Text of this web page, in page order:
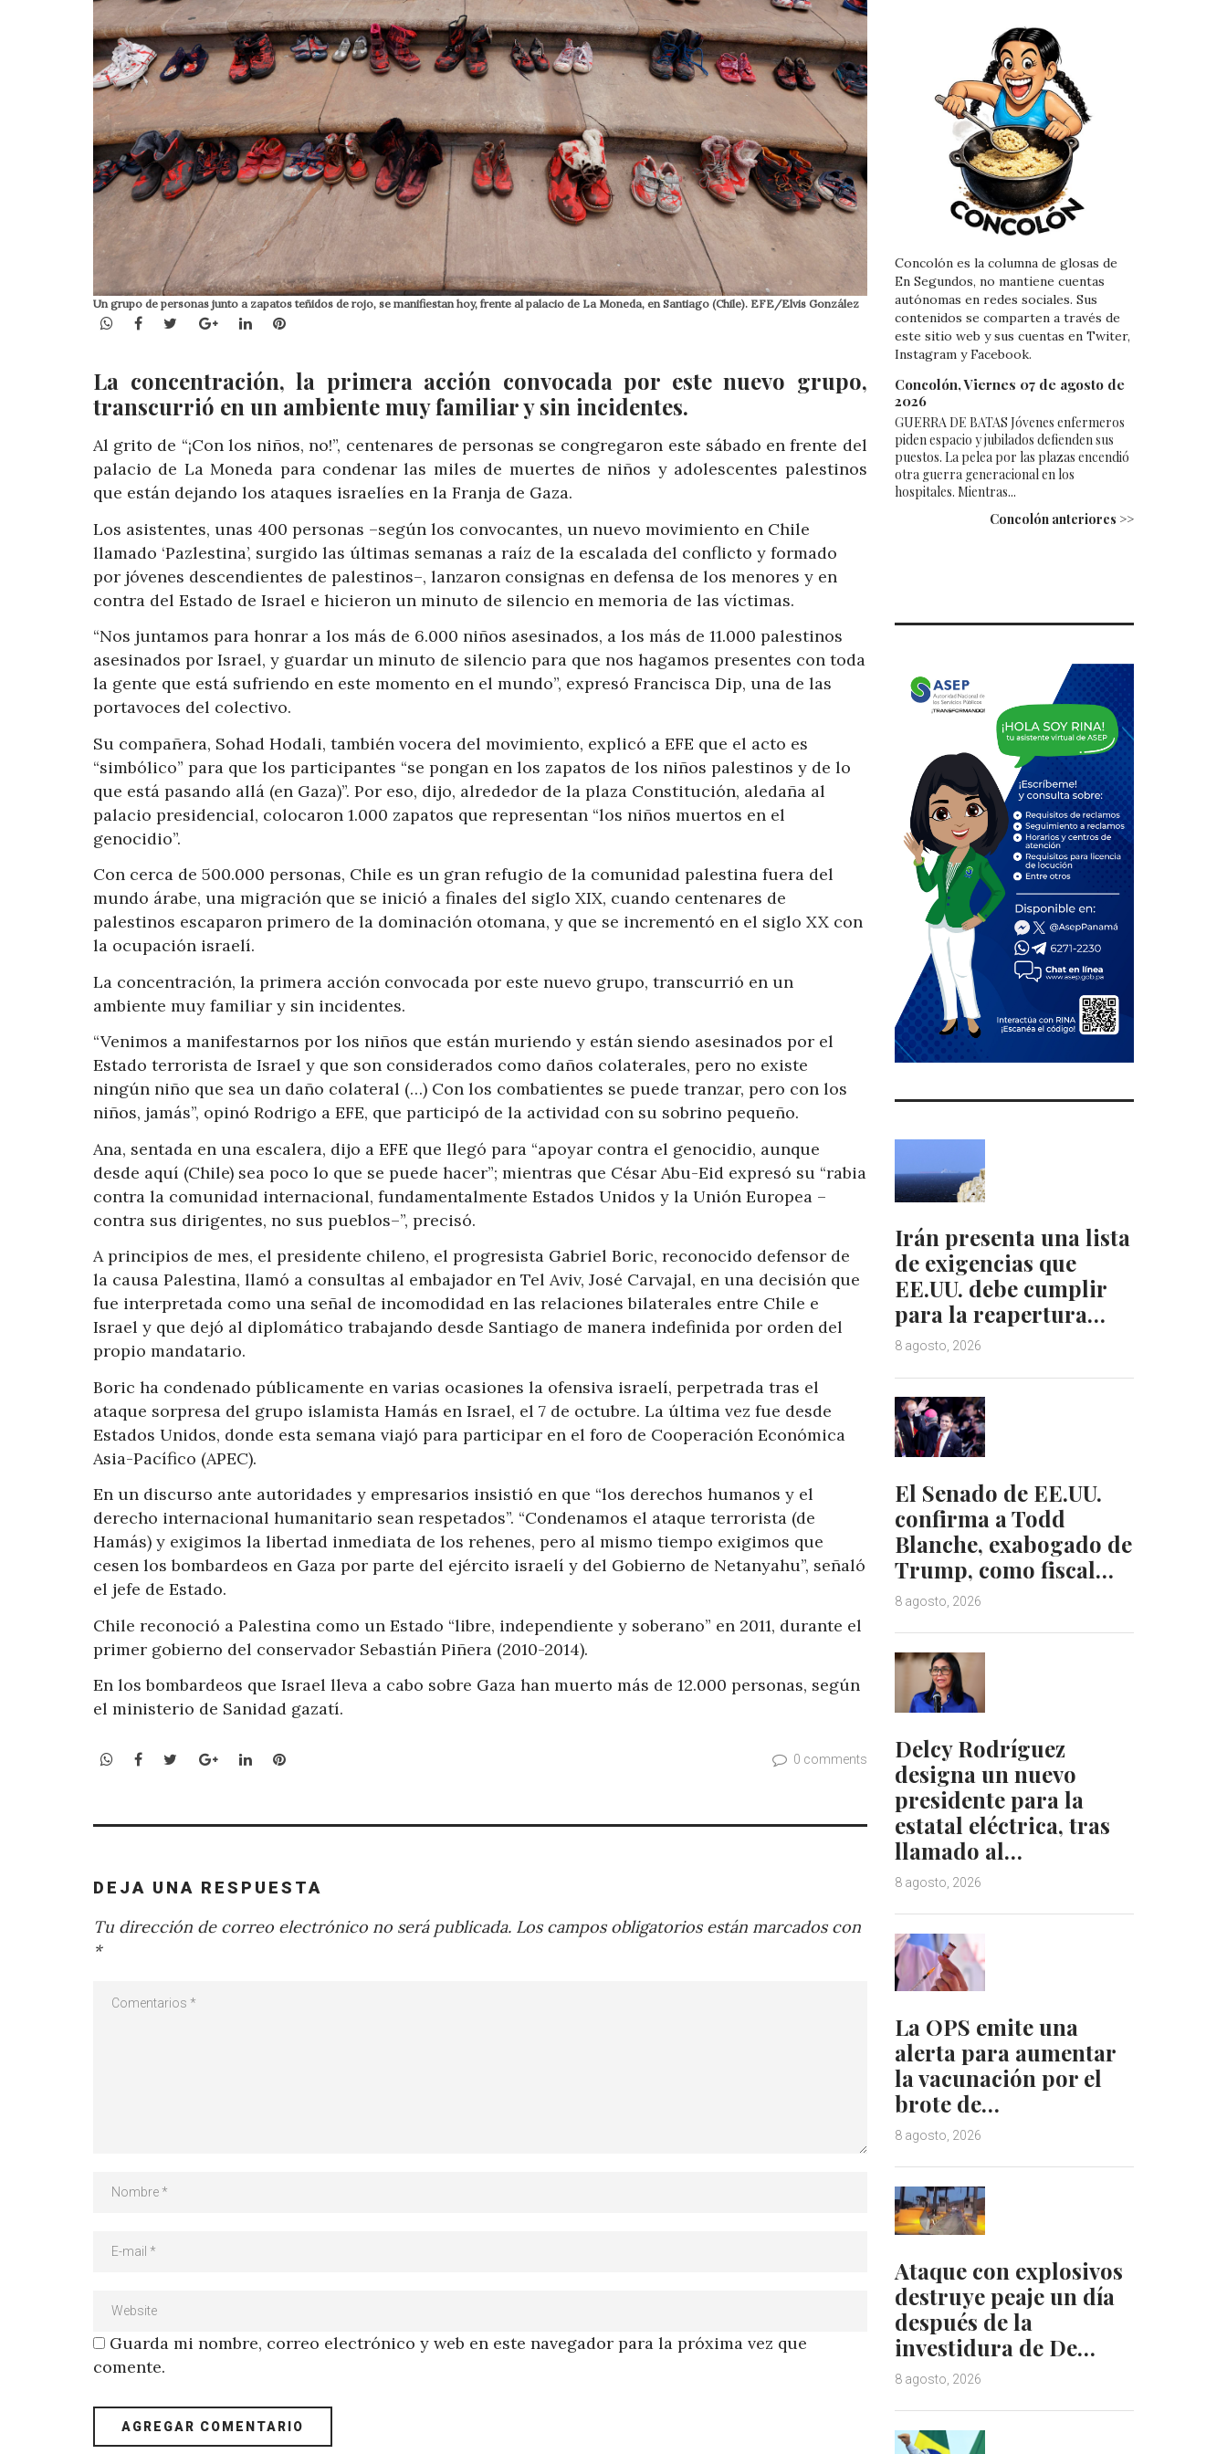
Un grupo de personas junto a zapatos teñidos de rojo, se manifiestan hoy, frente al palacio de La Moneda, en Santiago (Chile). EFE/Elvis González
WhatsApp
Facebook
TwitterGoogle+LinkedInPinterest
La concentración, la primera acción convocada por este nuevo grupo,
transcurrió en un ambiente muy familiar y sin incidentes.
Al grito de “¡Con los niños, no!”, centenares de personas se congregaron este sábado en frente del
palacio de La Moneda para condenar las miles de muertes de niños y adolescentes palestinos
que están dejando los ataques israelíes en la Franja de Gaza.
Los asistentes, unas 400 personas –según los convocantes, un nuevo movimiento en Chile
llamado ‘Pazlestina’, surgido las últimas semanas a raíz de la escalada del conflicto y formado
por jóvenes descendientes de palestinos–, lanzaron consignas en defensa de los menores y en
contra del Estado de Israel e hicieron un minuto de silencio en memoria de las víctimas.
“Nos juntamos para honrar a los más de 6.000 niños asesinados, a los más de 11.000 palestinos
asesinados por Israel, y guardar un minuto de silencio para que nos hagamos presentes con toda
la gente que está sufriendo en este momento en el mundo”, expresó Francisca Dip, una de las
portavoces del colectivo.
Su compañera, Sohad Hodali, también vocera del movimiento, explicó a EFE que el acto es
“simbólico” para que los participantes “se pongan en los zapatos de los niños palestinos y de lo
que está pasando allá (en Gaza)”. Por eso, dijo, alrededor de la plaza Constitución, aledaña al
palacio presidencial, colocaron 1.000 zapatos que representan “los niños muertos en el
genocidio”.
Con cerca de 500.000 personas, Chile es un gran refugio de la comunidad palestina fuera del
mundo árabe, una migración que se inició a finales del siglo XIX, cuando centenares de
palestinos escaparon primero de la dominación otomana, y que se incrementó en el siglo XX con
la ocupación israelí.
La concentración, la primera acción convocada por este nuevo grupo, transcurrió en un
ambiente muy familiar y sin incidentes.
“Venimos a manifestarnos por los niños que están muriendo y están siendo asesinados por el
Estado terrorista de Israel y que son considerados como daños colaterales, pero no existe
ningún niño que sea un daño colateral (…) Con los combatientes se puede tranzar, pero con los
niños, jamás”, opinó Rodrigo a EFE, que participó de la actividad con su sobrino pequeño.
Ana, sentada en una escalera, dijo a EFE que llegó para “apoyar contra el genocidio, aunque
desde aquí (Chile) sea poco lo que se puede hacer”; mientras que César Abu-Eid expresó su “rabia
contra la comunidad internacional, fundamentalmente Estados Unidos y la Unión Europea –
contra sus dirigentes, no sus pueblos–”, precisó.
A principios de mes, el presidente chileno, el progresista Gabriel Boric, reconocido defensor de
la causa Palestina, llamó a consultas al embajador en Tel Aviv, José Carvajal, en una decisión que
fue interpretada como una señal de incomodidad en las relaciones bilaterales entre Chile e
Israel y que dejó al diplomático trabajando desde Santiago de manera indefinida por orden del
propio mandatario.
Boric ha condenado públicamente en varias ocasiones la ofensiva israelí, perpetrada tras el
ataque sorpresa del grupo islamista Hamás en Israel, el 7 de octubre. La última vez fue desde
Estados Unidos, donde esta semana viajó para participar en el foro de Cooperación Económica
Asia-Pacífico (APEC).
En un discurso ante autoridades y empresarios insistió en que “los derechos humanos y el
derecho internacional humanitario sean respetados”. “Condenamos el ataque terrorista (de
Hamás) y exigimos la libertad inmediata de los rehenes, pero al mismo tiempo exigimos que
cesen los bombardeos en Gaza por parte del ejército israelí y del Gobierno de Netanyahu”, señaló
el jefe de Estado.
Chile reconoció a Palestina como un Estado “libre, independiente y soberano” en 2011, durante el
primer gobierno del conservador Sebastián Piñera (2010-2014).
En los bombardeos que Israel lleva a cabo sobre Gaza han muerto más de 12.000 personas, según
el ministerio de Sanidad gazatí.
WhatsApp
Facebook
TwitterGoogle+LinkedInPinterest 0 comments
DEJA UNA RESPUESTA
Tu dirección de correo electrónico no será publicada. Los campos obligatorios están marcados con
*
Guarda mi nombre, correo electrónico y web en este navegador para la próxima vez que
comente.
Concolón es la columna de glosas de
En Segundos, no mantiene cuentas
autónomas en redes sociales. Sus
contenidos se comparten a través de
este sitio web y sus cuentas en Twiter,
Instagram y Facebook.
Concolón, Viernes 07 de agosto de
2026
GUERRA DE BATAS Jóvenes enfermeros
piden espacio y jubilados defienden sus
puestos. La pelea por las plazas encendió
otra guerra generacional en los
hospitales. Mientras...
Concolón anteriores >>
Irán presenta una lista
de exigencias que
EE.UU. debe cumplir
para la reapertura…
8 agosto, 2026
El Senado de EE.UU.
confirma a Todd
Blanche, exabogado de
Trump, como fiscal…
8 agosto, 2026
Delcy Rodríguez
designa un nuevo
presidente para la
estatal eléctrica, tras
llamado al…
8 agosto, 2026
La OPS emite una
alerta para aumentar
la vacunación por el
brote de…
8 agosto, 2026
Ataque con explosivos
destruye peaje un día
después de la
investidura de De…
8 agosto, 2026